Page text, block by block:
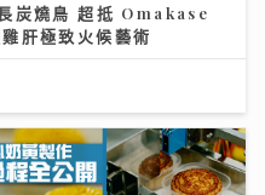
炭燒鳥 超抵 Omakase
肝極致火候藝術